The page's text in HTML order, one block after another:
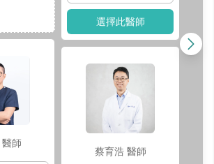
醫師
選擇此醫師
蔡育浩 醫師